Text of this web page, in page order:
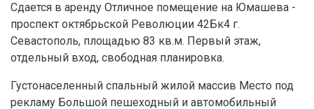
Сдается в аренду Отличное помещение на Юмашева -
проспект октябрьской Революции 42Бк4 г.
Севастополь, площадью 83 кв.м. Первый этаж,
отдельный вход, свободная планировка.
Густонаселенный спальный жилой массив Место под
рекламу Большой пешеходный и автомобильный